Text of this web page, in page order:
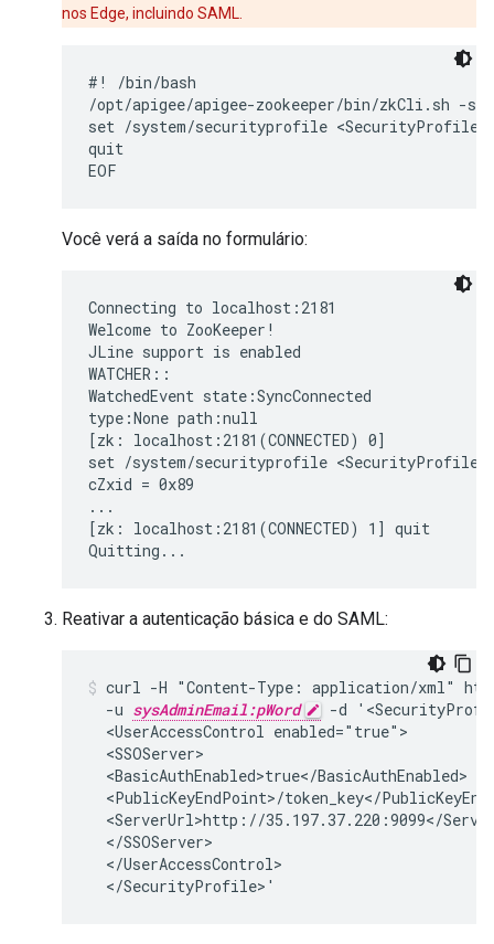
nos Edge, incluindo SAML.
#! /bin/bash
/opt/apigee/apigee-zookeeper/bin/zkCli.sh -
set /system/securityprofile
quit
EOF
Você verá a saída no formulário:
Connecting to localhost:2181
Welcome to ZooKeeper!
JLine support is enabled
WATCHER::
WatchedEvent state:SyncConnected
type:None path:null
[zk: localhost:2181(CONNECTED) 0]
set /system/securityprofile
cZxid = 0x89
...
[zk: localhost:2181(CONNECTED) 1] quit
Quitting...
Reativar a autenticação básica e do SAML:
curl -H "Content-Type: application/xml"
  -u
sysAdminEmail:pWord
-d
  <UserAccessControl enabled="true">
  <SSOServer>
  <BasicAuthEnabled>true</BasicAuthEnabled>
<PublicKeyEndPoint>/token_key</
<ServerUrl>http://35.197.37.220:9099</
  </SSOServer>
  </UserAccessControl>
  </SecurityProfile>'